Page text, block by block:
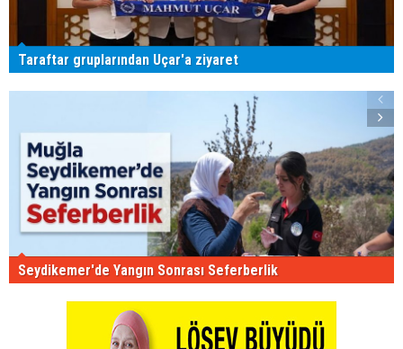
Taraftar gruplarından Uçar'a ziyaret
Seydikemer'de Yangın Sonrası Seferberlik